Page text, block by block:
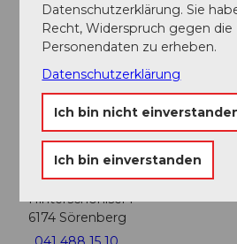
Veranstaltung
Touren
Ski- und Snowbardschule
Hinterschönisei 1
6174 Sörenberg
Datenschutzerklärung. Sie
Recht, Widerspruch gegen
Personendaten zu erheben.
Datenschutzerklärung
Ich bin nicht
Ich bin einverstanden